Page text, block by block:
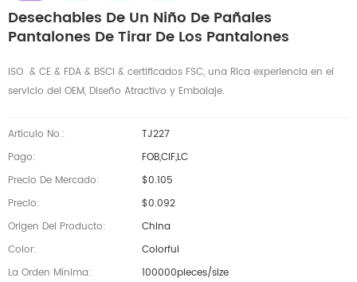
Desechables De Un Niño De Pañales
Pantalones De Tirar De Los Pantalones
ISO & CE & FDA & BSCI & certificados FSC, una Rica experiencia en el
servicio del OEM, Diseño Atractivo y Embalaje.
Artículo No.:
TJ227
Pago:
FOB,CIF,LC
Precio De Mercado:
$0.105
Precio:
$0.092
Origen Del Producto:
China
Color:
Colorful
La Orden Mínima:
100000pieces/size